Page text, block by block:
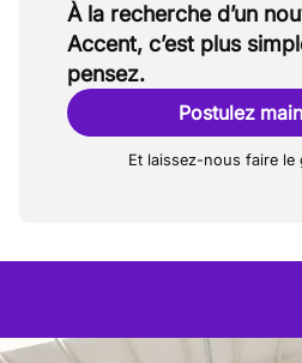
À la recherche d’un
Accent, c’est plus
pensez.
Postulez
Et laissez-nous faire le